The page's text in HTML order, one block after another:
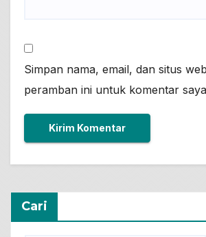
Simpan nama, email, dan situs
peramban ini untuk komentar
Cari